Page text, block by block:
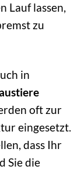
Lauf lassen,
zu
in
oft zur
eingesetzt.
dass Ihr
Sie die